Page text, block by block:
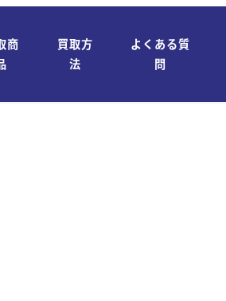
商
買取方
法
よくある質
問